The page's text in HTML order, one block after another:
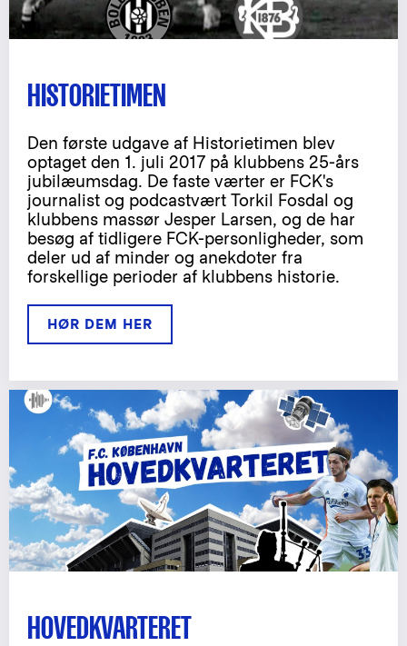
HISTORIETIMEN
Den første udgave af Historietimen blev
optaget den 1. juli 2017 på klubbens 25-års
jubilæumsdag. De faste værter er FCK's
journalist og podcastvært Torkil Fosdal og
klubbens massør Jesper Larsen, og de har
besøg af tidligere FCK-personligheder, som
deler ud af minder og anekdoter fra
forskellige perioder af klubbens historie.
HØR DEM HER
HOVEDKVARTERET